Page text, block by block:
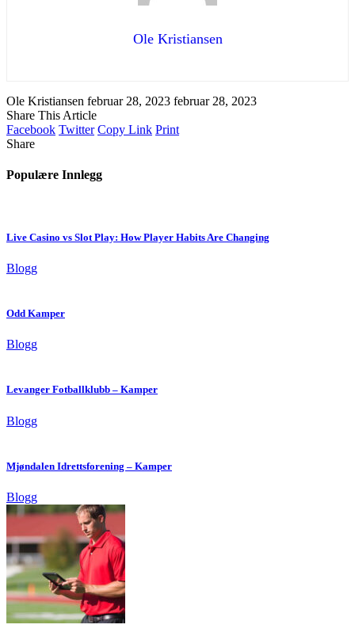
Ole Kristiansen
Ole Kristiansen februar 28, 2023 februar 28, 2023
Share This Article
Facebook Twitter Copy Link Print
Share
Populære Innlegg
Live Casino vs Slot Play: How Player Habits Are Changing
Blogg
Odd Kamper
Blogg
Levanger Fotballklubb – Kamper
Blogg
Mjøndalen Idrettsforening – Kamper
Blogg